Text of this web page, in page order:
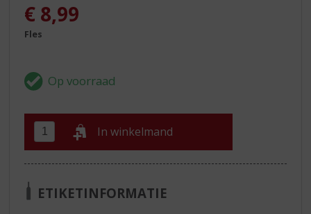
€ 8,99
Fles
In winkelmand
ETIKETINFORMATIE